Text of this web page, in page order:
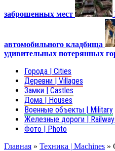
заброшенных мест
автомобильного кладбища
удивительных потерянных
Города | Cities
Деревни | Villages
Замки | Castles
Дома | Houses
Военные объекты | Military
Железные дороги |
Фото | Photo
Главная » Техника | Machines »